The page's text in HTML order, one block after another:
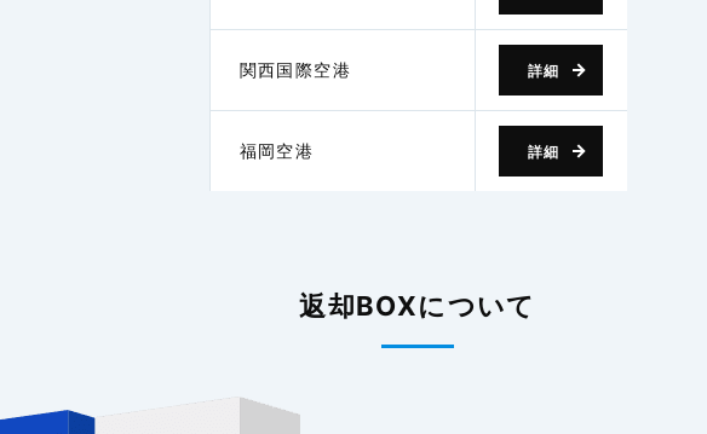
関西国際空港 詳細
福岡空港 詳細
返却BOXについて